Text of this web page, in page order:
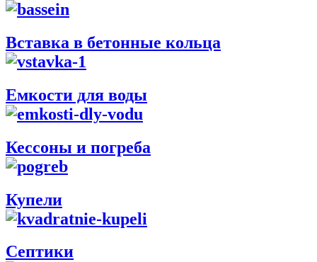
Вставка в бетонные кольца
Емкости для воды
Кессоны и погреба
Купели
Септики